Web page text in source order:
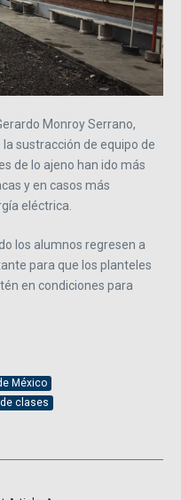
Monroy Serrano,
sustracción de equipo de
de lo ajeno han ido más
y en casos más
eléctrica.
los alumnos regresen a
para que los planteles
en condiciones para
México
clases